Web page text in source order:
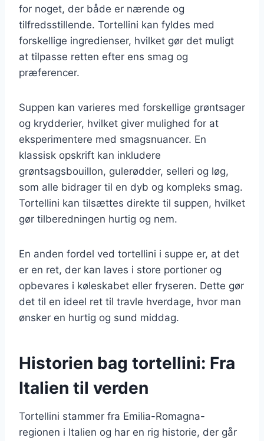
for noget, der både er nærende og
tilfredsstillende. Tortellini kan fyldes med
forskellige ingredienser, hvilket gør det muligt
at tilpasse retten efter ens smag og
præferencer.
Suppen kan varieres med forskellige grøntsager
og krydderier, hvilket giver mulighed for at
eksperimentere med smagsnuancer. En
klassisk opskrift kan inkludere
grøntsagsbouillon, gulerødder, selleri og løg,
som alle bidrager til en dyb og kompleks smag.
Tortellini kan tilsættes direkte til suppen, hvilket
gør tilberedningen hurtig og nem.
En anden fordel ved tortellini i suppe er, at det
er en ret, der kan laves i store portioner og
opbevares i køleskabet eller fryseren. Dette gør
det til en ideel ret til travle hverdage, hvor man
ønsker en hurtig og sund middag.
Historien bag tortellini: Fra
Italien til verden
Tortellini stammer fra Emilia-Romagna-
regionen i Italien og har en rig historie, der går